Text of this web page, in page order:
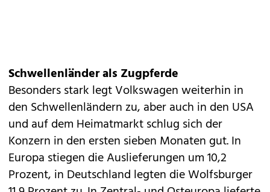
Schwellenländer als Zugpferde
Besonders stark legt Volkswagen weiterhin in
den Schwellenländern zu, aber auch in den USA
und auf dem Heimatmarkt schlug sich der
Konzern in den ersten sieben Monaten gut. In
Europa stiegen die Auslieferungen um 10,2
Prozent, in Deutschland legten die Wolfsburger